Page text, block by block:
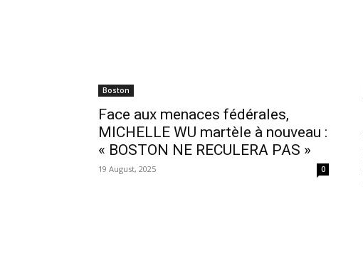
Boston
Face aux menaces fédérales,
MICHELLE WU martèle à nouveau :
« BOSTON NE RECULERA PAS »
19 August, 2025 0